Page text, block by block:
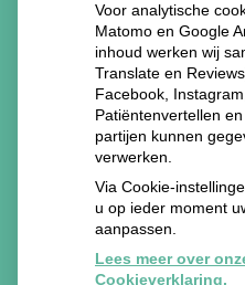
Voor analytische
Matomo en Google
inhoud werken wij
Translate en
Facebook,
Patiëntenvertellen
partijen kunnen
verwerken.
Via Cookie-
u op ieder moment
aanpassen.
Lees meer over
Cookieverklaring.